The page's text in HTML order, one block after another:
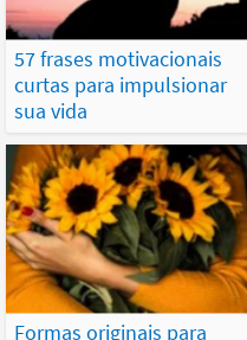
57 frases motivacionais
curtas para impulsionar
sua vida
Formas originais para